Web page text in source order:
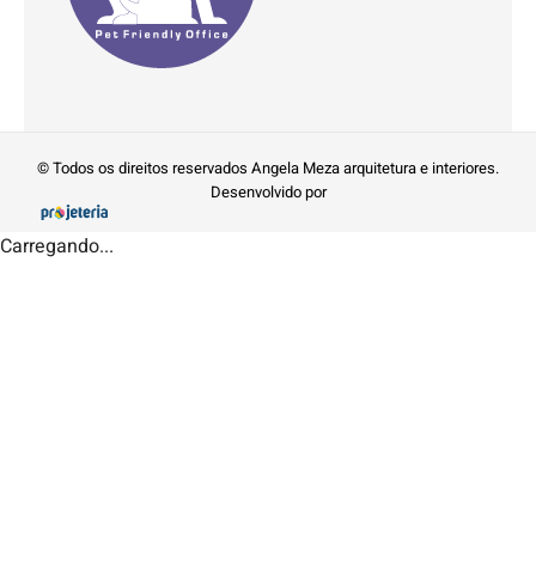
© Todos os direitos reservados Angela Meza arquitetura e interiores.
Desenvolvido por
Carregando...